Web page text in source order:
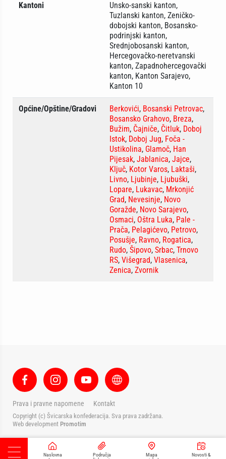
Naslovna
Područja
Mapa
Novosti &
Kantoni
Unsko-sanski kanton,
Tuzlanski kanton, Zeničko-
dobojski kanton, Bosansko-
podrinjski kanton,
Srednjobosanski kanton,
Hercegovačko-neretvanski
kanton, Zapadnohercegovački
kanton, Kanton Sarajevo,
Kanton 10
Općine/Opštine/Gradovi Berkovići, Bosanski Petrovac,
Bosansko Grahovo, Breza,
Bužim, Čajniče, Čitluk, Doboj
Istok, Doboj Jug, Foča -
Ustikolina, Glamoč, Han
Pijesak, Jablanica, Jajce,
Ključ, Kotor Varos, Laktaši,
Livno, Ljubinje, Ljubuški,
Lopare, Lukavac, Mrkonjić
Grad, Nevesinje, Novo
Goražde, Novo Sarajevo,
Osmaci, Oštra Luka, Pale -
Prača, Pelagićevo, Petrovo,
Posušje, Ravno, Rogatica,
Rudo, Šipovo, Srbac, Trnovo
RS, Višegrad, Vlasenica,
Zenica, Zvornik
Prava i pravne napomene Kontakt
Copyright (c) Švicarska konfederacija. Sva prava zadržana.
Web development Promotim